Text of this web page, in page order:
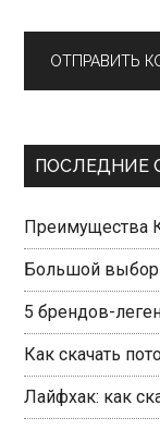
Primary
ПОСЛЕДНИЕ
Преимущества
Большой выбор
5 брендов-
Как скачать
Лайфхак: как